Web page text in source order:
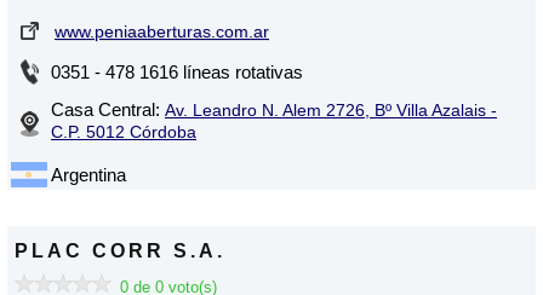
www.peniaaberturas.com.ar
0351 - 478 1616 líneas rotativas
Casa Central: Av. Leandro N. Alem 2726, Bº Villa Azalais -
C.P. 5012 Córdoba
Argentina
PLAC CORR S.A.
0 de 0 voto(s)